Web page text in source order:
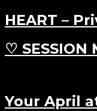
HEART –
♡ SESSION
Your April